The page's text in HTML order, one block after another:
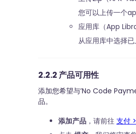
您可以上传一个
应用库（App
从应用库中选择
2.2.2 产品可用性
添加您希望与’No Code
品。
添加产品 ，请前往 支付